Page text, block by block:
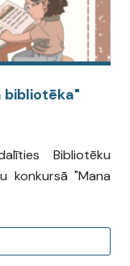
bibliotēka"
Bibliotēku
konkursā "Mana